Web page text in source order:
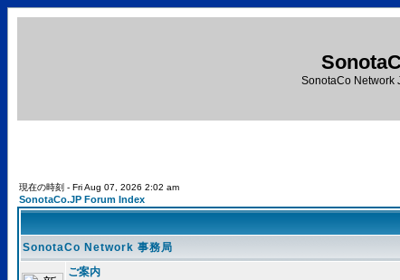
SonotaCo Network
現在の時刻 - Fri Aug 07, 2026 2:02 am
SonotaCo.JP Forum Index
SonotaCo Network 事務局
ご案内